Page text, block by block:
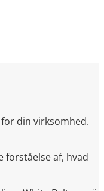
din virksomhed.
forståelse af, hvad